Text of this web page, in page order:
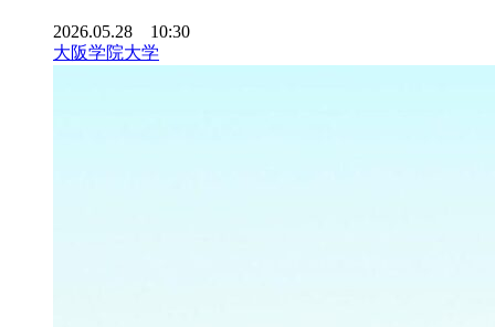
2026.05.28 10:30
大阪学院大学